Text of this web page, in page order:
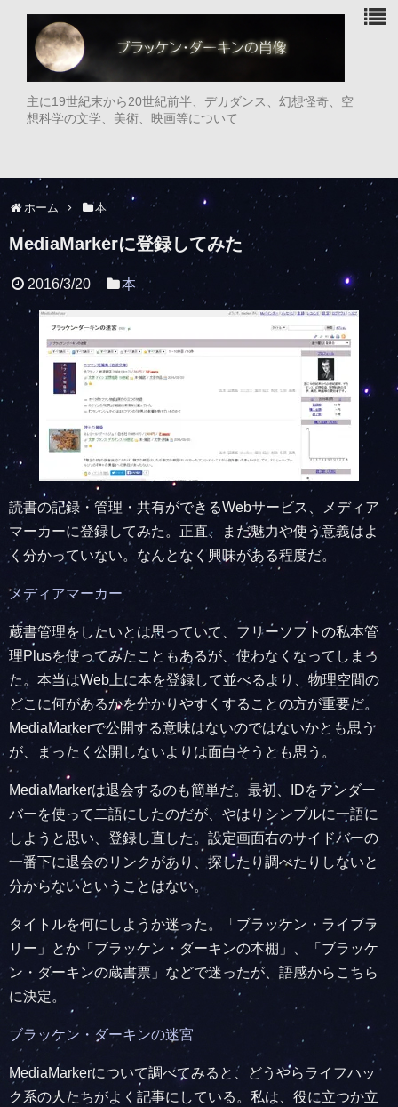
主に19世紀末から20世紀前半、デカダンス、幻想怪奇、空
想科学の文学、美術、映画等について
ホーム 本
MediaMarkerに登録してみた
2016/3/20 本
読書の記録・管理・共有ができるWebサービス、メディア
マーカーに登録してみた。正直、まだ魅力や使う意義はよ
く分かっていない。なんとなく興味がある程度だ。
メディアマーカー
蔵書管理をしたいとは思っていて、フリーソフトの私本管
理Plusを使ってみたこともあるが、使わなくなってしまっ
た。本当はWeb上に本を登録して並べるより、物理空間の
どこに何があるかを分かりやすくすることの方が重要だ。
MediaMarkerで公開する意味はないのではないかとも思う
が、まったく公開しないよりは面白そうとも思う。
MediaMarkerは退会するのも簡単だ。最初、IDをアンダー
バーを使って二語にしたのだが、やはりシンプルに一語に
しようと思い、登録し直した。設定画面右のサイドバーの
一番下に退会のリンクがあり、探したり調べたりしないと
分からないということはない。
タイトルを何にしようか迷った。「ブラッケン・ライブラ
リー」とか「ブラッケン・ダーキンの本棚」、「ブラッケ
ン・ダーキンの蔵書票」などで迷ったが、語感からこちら
に決定。
ブラッケン・ダーキンの迷宮
MediaMarkerについて調べてみると、どうやらライフハッ
ク系の人たちがよく記事にしている。私は、役に立つか立